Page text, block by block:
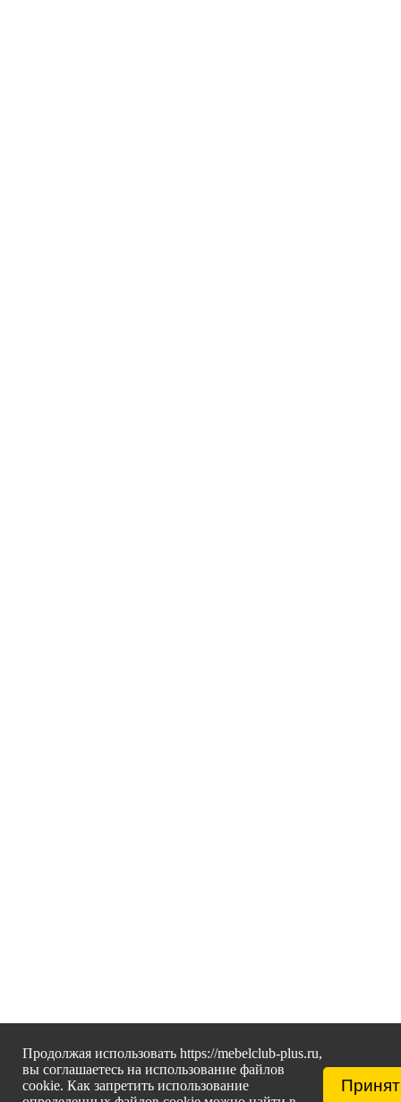
Продолжая использовать https://mebelclub-plus.ru,
вы соглашаетесь на использование файлов
cookie. Как запретить использование